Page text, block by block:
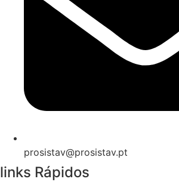
prosistav@prosistav.pt
links Rápidos